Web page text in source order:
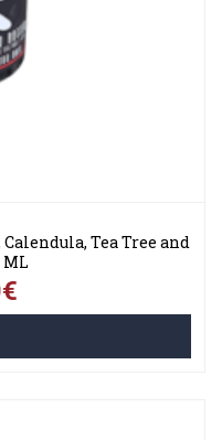
Tea Tree and
ML